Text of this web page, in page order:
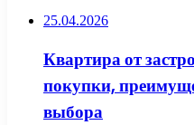
25.04.2026
Квартира от
покупки,
выбора